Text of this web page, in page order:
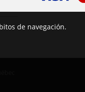
de navegación.